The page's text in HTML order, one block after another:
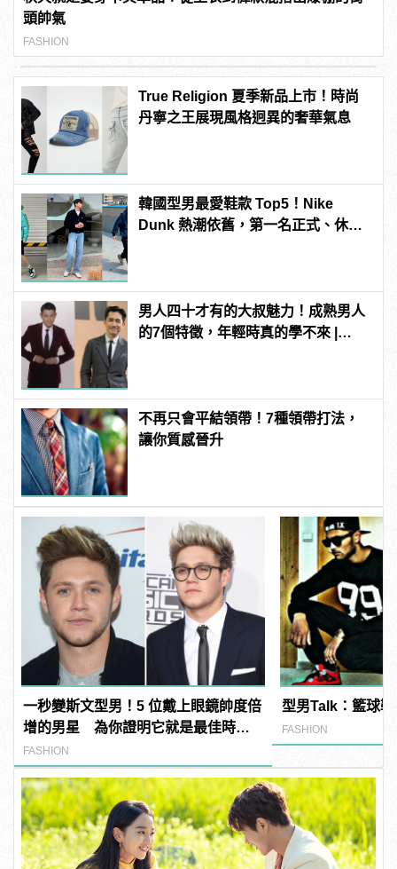
頭帥氣
FASHION
True Religion 夏季新品上市！時尚
丹寧之王展現風格迥異的奢華氣息
韓國型男最愛鞋款 Top5！Nike
Dunk 熱潮依舊，第一名正式、休閒
男人四十才有的大叔魅力！成熟男人
的7個特徵，年輕時真的學不來 |
不再只會平結領帶！7種領帶打法，
讓你質感晉升
一秒變斯文型男！5 位戴上眼鏡帥度倍
增的男星 為你證明它就是最佳時尚
配件！
FASHION
型男Talk：籃球
FASHION